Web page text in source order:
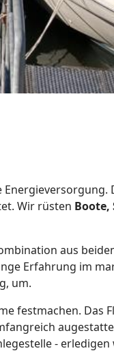
Wir rüsten Boote,
aus
Erfahrung im
um.
festmachen. Das
- erledigen